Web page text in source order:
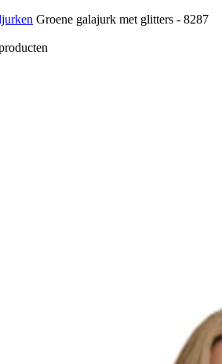
Groene galajurk met glitters - 8287